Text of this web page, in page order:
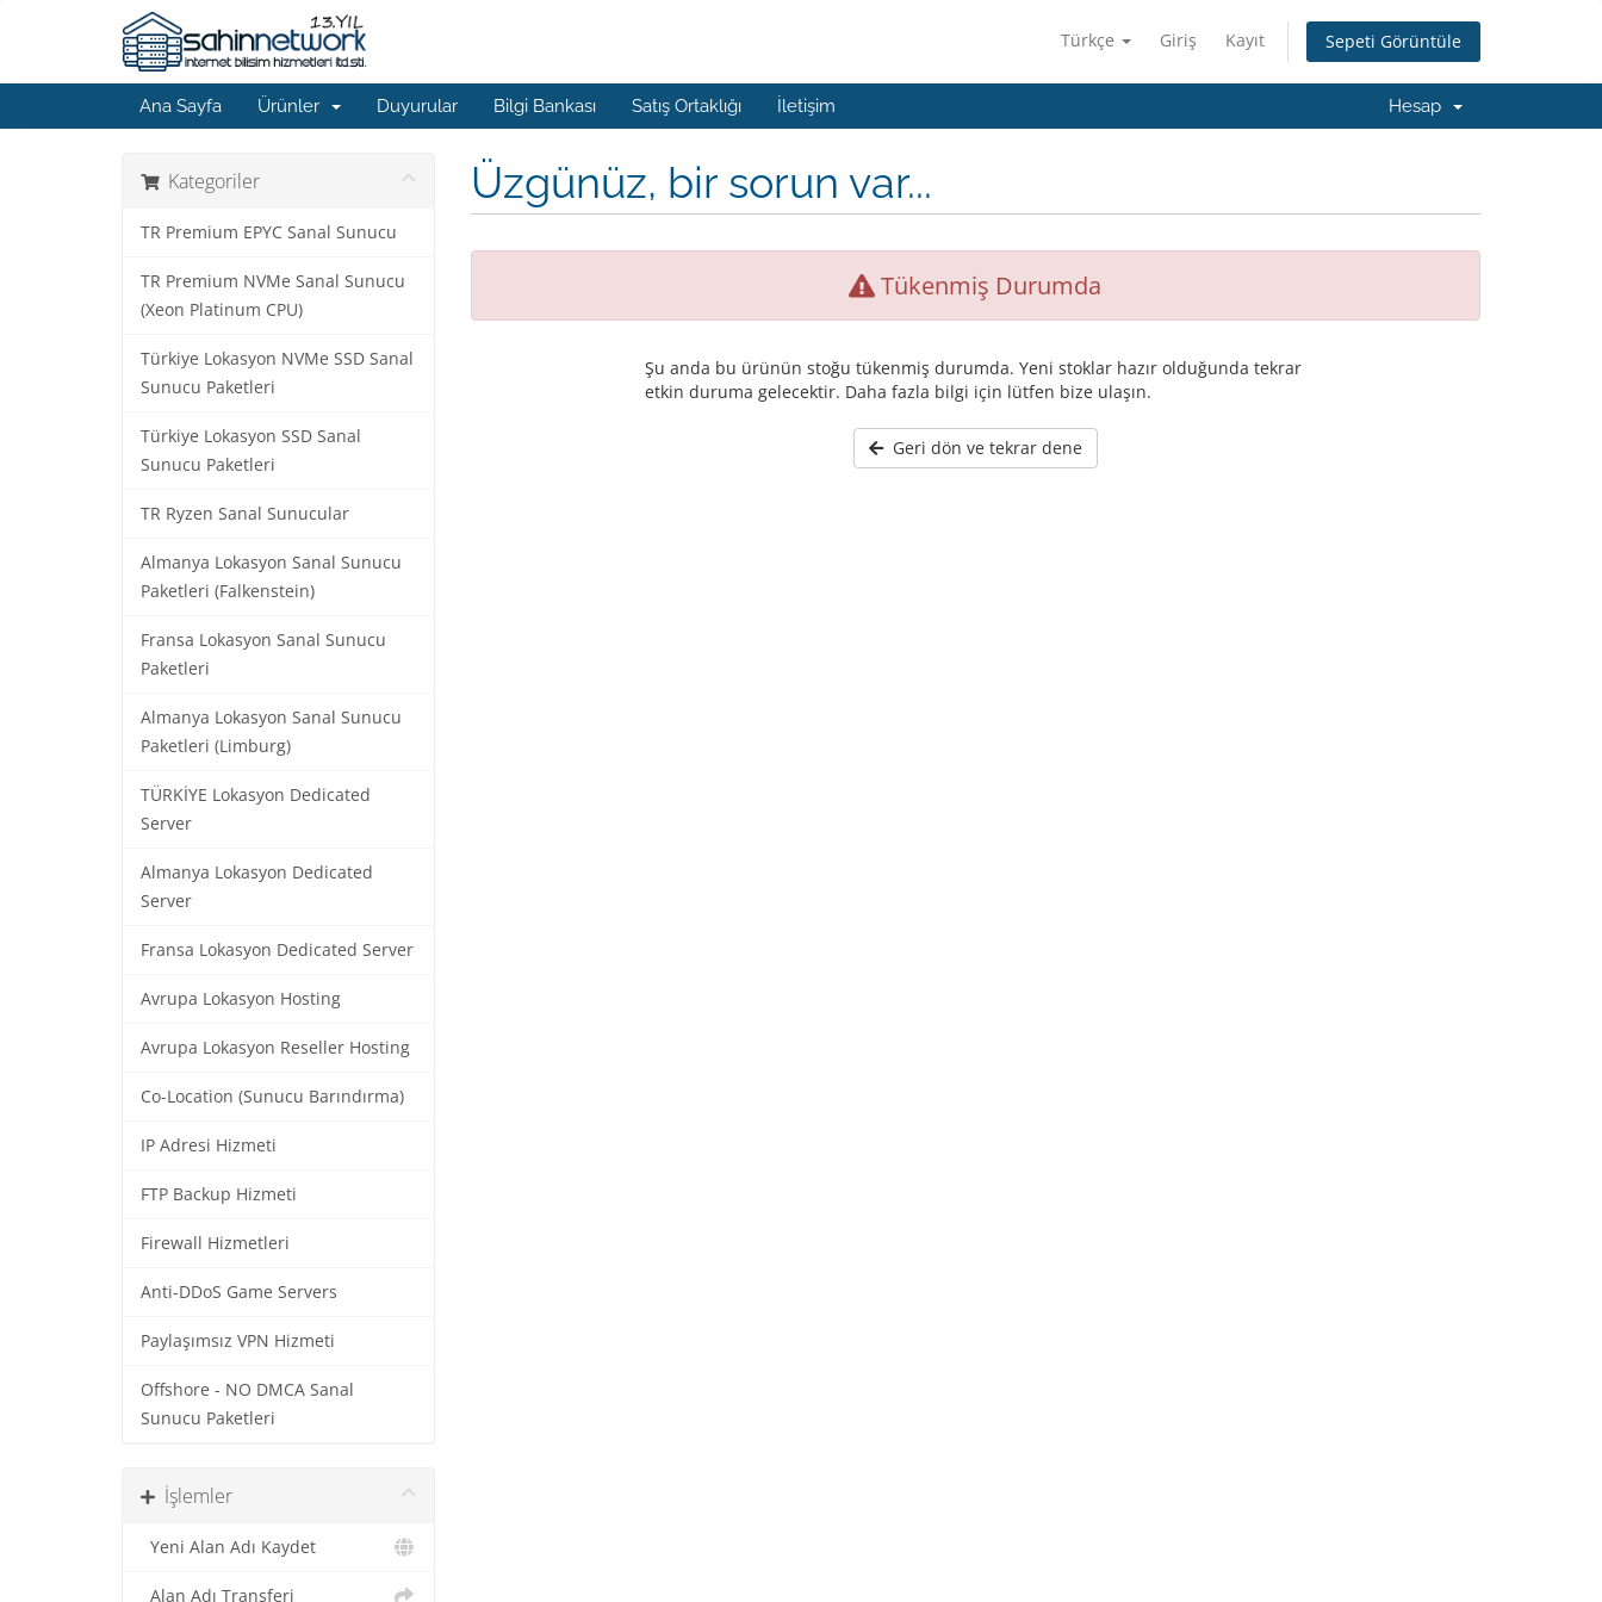
Türkçe Giriş Kayıt Sepeti Görüntüle
Ana Sayfa Ürünler Duyurular Bilgi Bankası Satış Ortaklığı İletişim Hesap
Kategoriler
TR Premium EPYC Sanal Sunucu
TR Premium NVMe Sanal Sunucu
(Xeon Platinum CPU)
Türkiye Lokasyon NVMe SSD Sanal
Sunucu Paketleri
Türkiye Lokasyon SSD Sanal
Sunucu Paketleri
TR Ryzen Sanal Sunucular
Almanya Lokasyon Sanal Sunucu
Paketleri (Falkenstein)
Fransa Lokasyon Sanal Sunucu
Paketleri
Almanya Lokasyon Sanal Sunucu
Paketleri (Limburg)
TÜRKİYE Lokasyon Dedicated
Server
Almanya Lokasyon Dedicated
Server
Fransa Lokasyon Dedicated Server
Avrupa Lokasyon Hosting
Avrupa Lokasyon Reseller Hosting
Co-Location (Sunucu Barındırma)
IP Adresi Hizmeti
FTP Backup Hizmeti
Firewall Hizmetleri
Anti-DDoS Game Servers
Paylaşımsız VPN Hizmeti
Offshore - NO DMCA Sanal
Sunucu Paketleri
İşlemler
Yeni Alan Adı Kaydet
Alan Adı Transferi
Üzgünüz, bir sorun var...
Tükenmiş Durumda
Şu anda bu ürünün stoğu tükenmiş durumda. Yeni stoklar hazır olduğunda tekrar
etkin duruma gelecektir. Daha fazla bilgi için lütfen bize ulaşın.
Geri dön ve tekrar dene